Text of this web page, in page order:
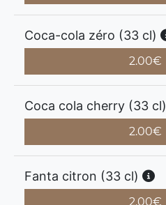
Coca-cola zéro (33 cl)
2.00€
Coca cola cherry (33 cl)
2.00€
Fanta citron (33 cl)
2.00€